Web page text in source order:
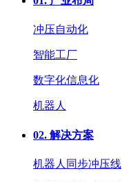
冲压自动化
智能工厂
数字化信息化
机器人
02. 解决方案
机器人同步冲压线